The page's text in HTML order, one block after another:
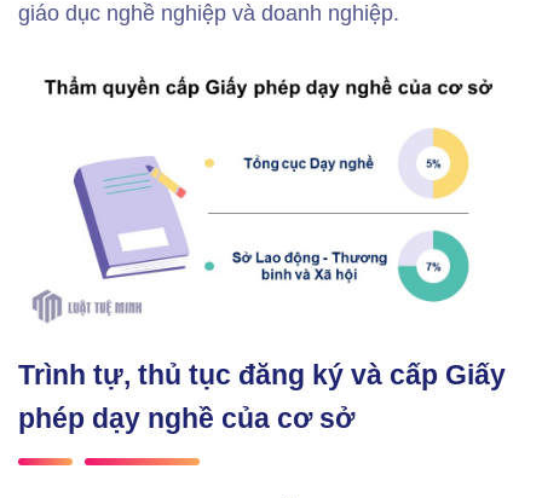
giáo dục nghề nghiệp và doanh nghiệp.
Trình tự, thủ tục đăng ký và cấp Giấy
phép dạy nghề của cơ sở